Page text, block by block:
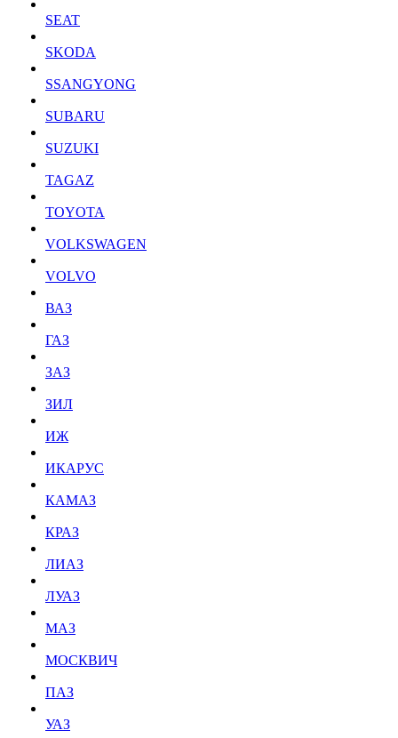
SEAT
SKODA
SSANGYONG
SUBARU
SUZUKI
TAGAZ
TOYOTA
VOLKSWAGEN
VOLVO
ВАЗ
ГАЗ
ЗАЗ
ЗИЛ
ИЖ
ИКАРУС
КАМАЗ
КРАЗ
ЛИАЗ
ЛУАЗ
МАЗ
МОСКВИЧ
ПАЗ
УАЗ